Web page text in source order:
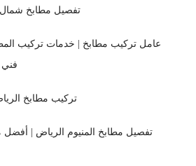
تفصيل مطابخ شمال الرياض
عامل تركيب مطابخ | خدمات تركيب
فني
تركيب مطابخ الرياض
تفصيل مطابخ المنيوم الرياض | أفضل